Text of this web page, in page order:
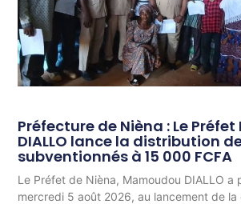
Préfecture de Nièna : Le
DIALLO lance la distribution
subventionnés à 15 000 FCFA
Le Préfet de Nièna, Mamoudou DIALLO a
mercredi 5 août 2026, au lancement de